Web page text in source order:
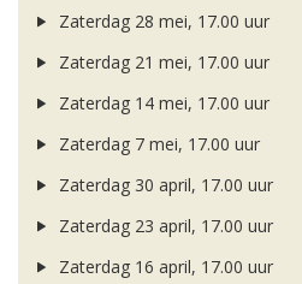
Zaterdag 28 mei, 17.00 uur
Zaterdag 21 mei, 17.00 uur
Zaterdag 14 mei, 17.00 uur
Zaterdag 7 mei, 17.00 uur
Zaterdag 30 april, 17.00 uur
Zaterdag 23 april, 17.00 uur
Zaterdag 16 april, 17.00 uur